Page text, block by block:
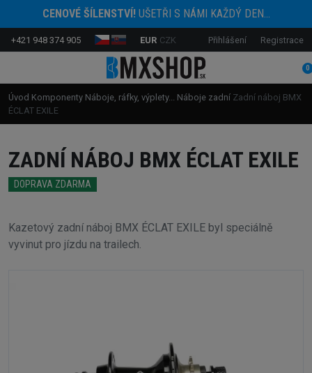
CENOVÉ ŠÍLENSTVÍ!UŠETŘI S NÁMI KAŽDÝ DEN...
+421 948 374 905 EUR CZK Přihlášení Registrace
0
Úvod Komponenty Náboje, ráfky, výplety... Náboje zadní Zadní náboj BMX
ÉCLAT EXILE
ZADNÍ NÁBOJ BMX ÉCLAT EXILE
DOPRAVA ZDARMA
Kazetový zadní náboj BMX ÉCLAT EXILE byl speciálně
vyvinut pro jízdu na trailech.